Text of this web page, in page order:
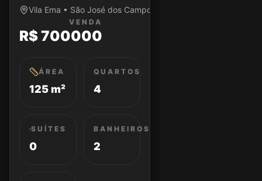
Vila Ema • São José dos Campos/SP
VENDA
R$ 700000
ÁREA
125 m²
QUARTOS
4
SUÍTES
0
BANHEIROS
2